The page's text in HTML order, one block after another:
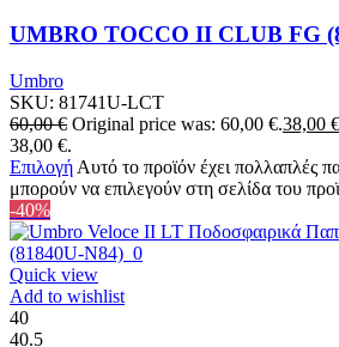
UMBRO TOCCO II CLUB FG
Umbro
SKU: 81741U-LCT
60,00€ Original price was: 60,00 €.38,00 €
38,00 €.
Επιλογή Αυτό το προϊόν έχει πολλαπλές
μπορούν να επιλεγούν στη σελίδα του
-40%
Quick view
Add to wishlist
40
40.5